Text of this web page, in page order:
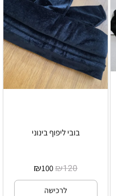
בובי ליפוף בינוני
₪120
₪100
לרכישה